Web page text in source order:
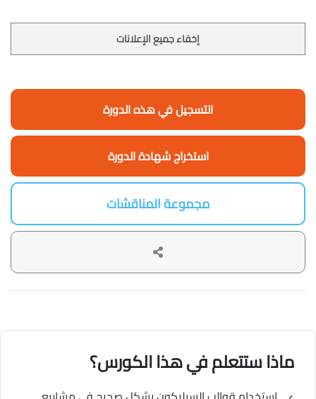
إخفاء جميع الإعلانات
التسجيل في هذه الدورة
استخراج شهادة الدورة
مجموعة المناقشات
ماذا ستتعلم في هذا الكورس؟